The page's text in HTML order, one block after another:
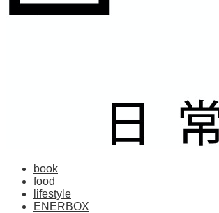
book
food
lifestyle
ENERBOX